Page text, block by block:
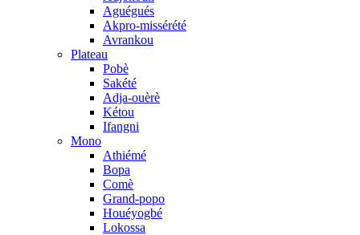
Aguégués
Akpro-missérété
Avrankou
Plateau
Pobè
Sakété
Adja-ouèrè
Kétou
Ifangni
Mono
Athiémé
Bopa
Comè
Grand-popo
Houéyogbé
Lokossa